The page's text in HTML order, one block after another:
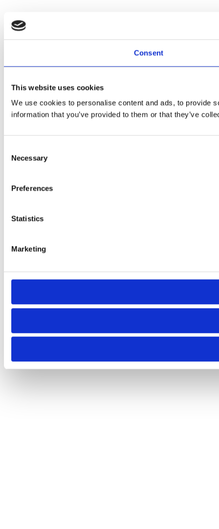
Consent
This website uses cookies
We use cookies to personalise content and ads, to provide
information that you’ve provided to them or that they’ve
Selection
Necessary
Preferences
Statistics
Marketing